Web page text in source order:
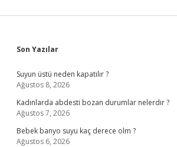
Sidebar
Son Yazılar
Suyun üstü neden kapatılır ?
Ağustos 8, 2026
Kadınlarda abdesti bozan durumlar nelerdir ?
Ağustos 7, 2026
Bebek banyo suyu kaç derece olm ?
Ağustos 6, 2026